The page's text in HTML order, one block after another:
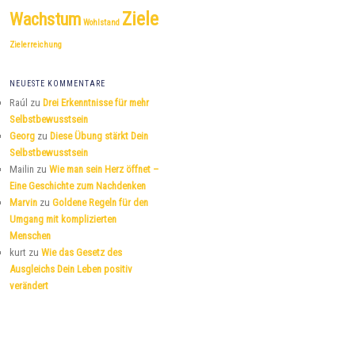
Wachstum Wohlstand Ziele
Zielerreichung
NEUESTE KOMMENTARE
Raúl zu Drei Erkenntnisse für mehr
Selbstbewusstsein
Georg zu Diese Übung stärkt Dein
Selbstbewusstsein
Mailin zu Wie man sein Herz öffnet –
Eine Geschichte zum Nachdenken
Marvin zu Goldene Regeln für den
Umgang mit komplizierten
Menschen
kurt zu Wie das Gesetz des
Ausgleichs Dein Leben positiv
verändert